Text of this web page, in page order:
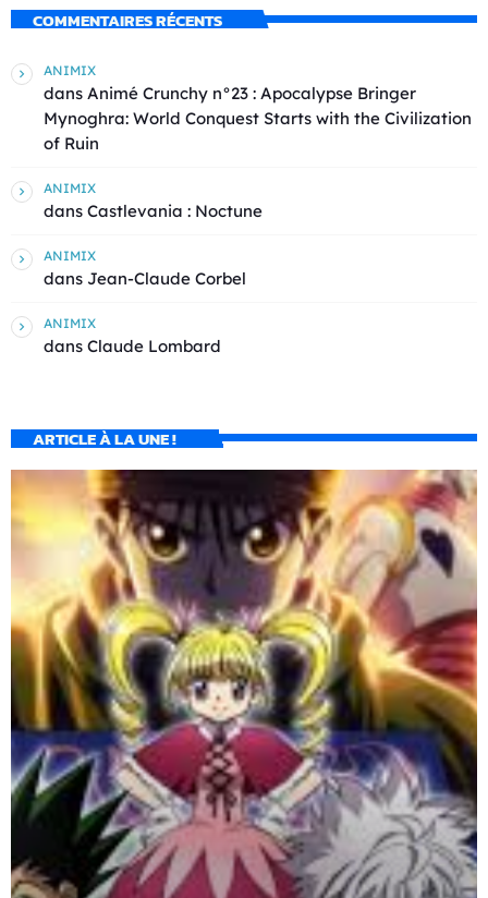
COMMENTAIRES RÉCENTS
ANIMIX
dans Animé Crunchy n°23 : Apocalypse Bringer
Mynoghra: World Conquest Starts with the Civilization
of Ruin
ANIMIX
dans Castlevania : Noctune
ANIMIX
dans Jean-Claude Corbel
ANIMIX
dans Claude Lombard
ARTICLE À LA UNE !